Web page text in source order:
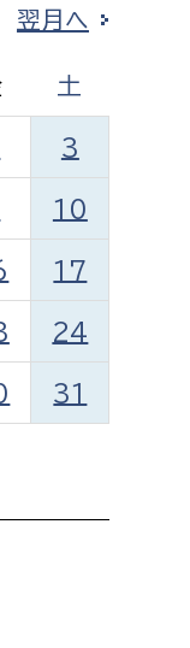
い
翌月へ
土
3
10
17
24
31